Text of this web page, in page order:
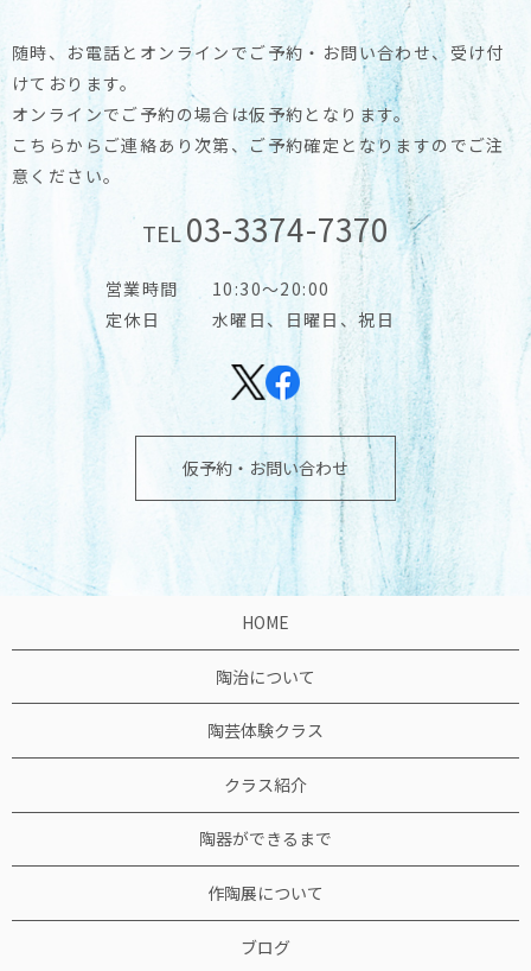
随時、お電話とオンラインでご予約・お問い合わせ、受け付
けております。
オンラインでご予約の場合は仮予約となります。
こちらからご連絡あり次第、ご予約確定となりますのでご注
意ください。
TEL03-3374-7370
営業時間
10:30～20:00
定休日
水曜日、日曜日、祝日
仮予約・お問い合わせ
HOME
陶治について
陶芸体験クラス
クラス紹介
陶器ができるまで
作陶展について
ブログ